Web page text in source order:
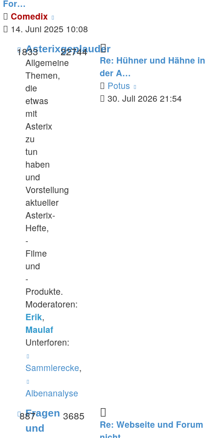
For…
Comedix
Beitrag
14. Juni 2025 10:08
Feed
-
Asterixgeplauder
Asterixgeplauder
Allgemeine
Themen,
die
etwas
mit
Asterix
zu
tun
haben
und
Vorstellung
aktueller
Asterix-
Hefte,
-
Filme
und
-
Produkte.
Moderatoren:
Erik,
Maulaf
Unterforen:
Sammlerecke,
Albenanalyse
1833 22744
Re: Hühner und Hähne in
der A…
Potus
Beitrag
30. Juli 2026 21:54
Feed
-
Fragen
und
887 3685
Re: Webseite und Forum